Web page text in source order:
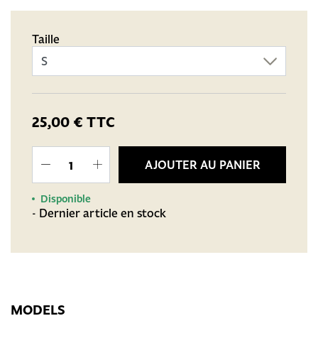
Taille
25,00 € TTC
AJOUTER AU PANIER
Disponible
- Dernier article en stock
MODELS